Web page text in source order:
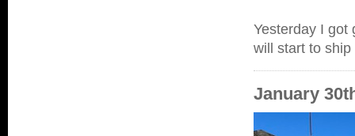
Yesterday I got
will start to
January